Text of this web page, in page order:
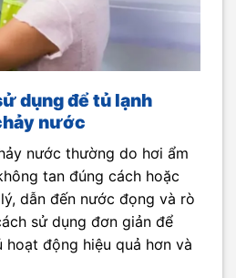
dụng để tủ lạnh
nước
nước thường do hơi ẩm
tan đúng cách hoặc
dẫn đến nước đọng và rò
sử dụng đơn giản để
hoạt động hiệu quả hơn và